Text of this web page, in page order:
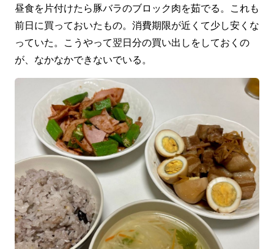
昼食を片付けたら豚バラのブロック肉を茹でる。これも
前日に買っておいたもの。消費期限が近くて少し安くな
っていた。こうやって翌日分の買い出しをしておくの
が、なかなかできないでいる。